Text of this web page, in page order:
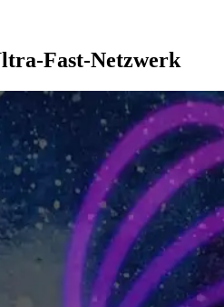
Fast-Netzwerk